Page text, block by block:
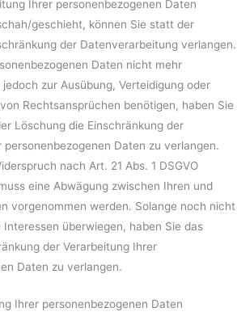
Ihrer personenbezogenen Daten
geschieht, können Sie statt der
der Datenverarbeitung verlangen.
Daten nicht mehr
zur Ausübung, Verteidigung oder
Rechtsansprüchen benötigen, haben Sie
Löschung die Einschränkung der
personenbezogenen Daten zu verlangen.
nach Art. 21 Abs. 1 DSGVO
eine Abwägung zwischen Ihren und
vorgenommen werden. Solange noch nicht
überwiegen, haben Sie das
der Verarbeitung Ihrer
Daten zu verlangen.
Ihrer personenbezogenen Daten